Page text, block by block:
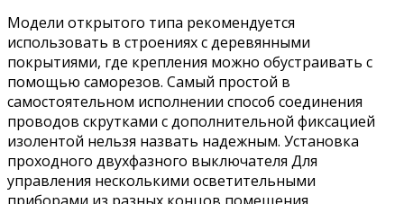
Модели открытого типа рекомендуется
использовать в строениях с деревянными
покрытиями, где крепления можно обустраивать с
помощью саморезов. Самый простой в
самостоятельном исполнении способ соединения
проводов скрутками с дополнительной фиксацией
изолентой нельзя назвать надежным. Установка
проходного двухфазного выключателя Для
управления несколькими осветительными